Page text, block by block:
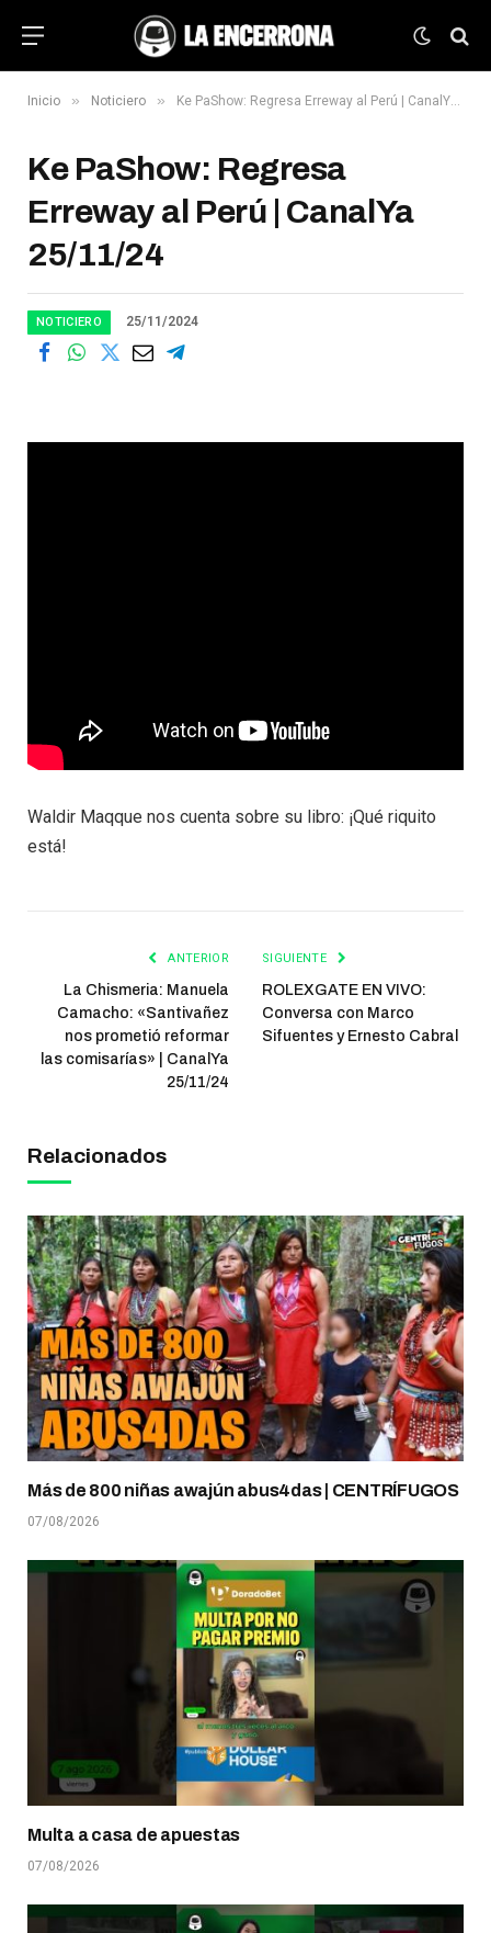
Inicio » Noticiero » Ke PaShow: Regresa Erreway al Perú | CanalYa 25/11/24
Ke PaShow: Regresa
Erreway al Perú | CanalYa
25/11/24
NOTICIERO 25/11/2024
Waldir Maqque nos cuenta sobre su libro: ¡Qué riquito
está!
ANTERIOR
La Chismeria: Manuela
Camacho: «Santivañez
nos prometió reformar
las comisarías» | CanalYa
25/11/24
SIGUIENTE
ROLEXGATE EN VIVO:
Conversa con Marco
Sifuentes y Ernesto Cabral
Relacionados
Más de 800 niñas awajún abus4das | CENTRÍFUGOS
07/08/2026
Multa a casa de apuestas
07/08/2026